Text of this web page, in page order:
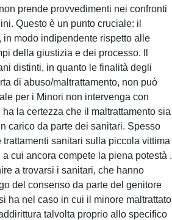
prende provvedimenti nei confronti
Questo è un punto cruciale: il
modo indipendente rispetto alle
della giustizia e dei processo. Il
distinti, in quanto le finalità degli
di abuso/maltrattamento, non può
per i Minori non intervenga con
la certezza che il maltrattamento sia
carico da parte dei sanitari. Spesso
sanitari sulla piccola vittima
cui ancora compete la piena potestà .
a trovarsi i sanitari, che hanno
del consenso da parte del genitore
ha nel caso in cui il minore maltrattato
talvolta proprio allo specifico